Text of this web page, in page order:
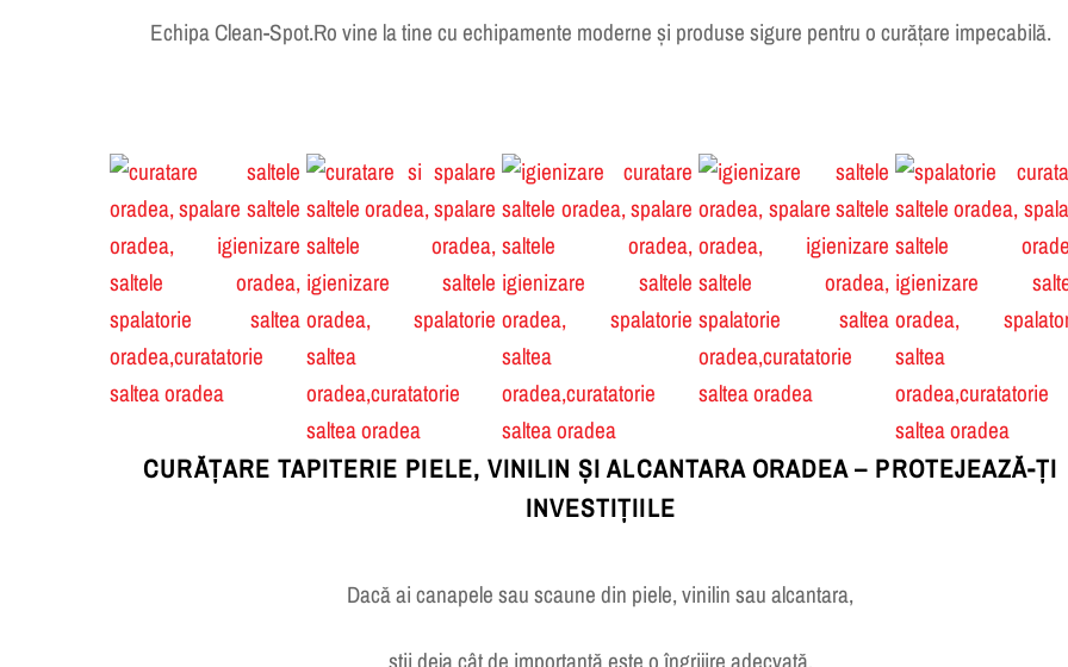
Echipa Clean-Spot.Ro vine la tine cu echipamente moderne și produse sigure pentru o curățare impecabilă.
CURĂȚARE TAPITERIE PIELE, VINILIN ȘI ALCANTARA ORADEA – PROTEJEAZĂ-ȚI
INVESTIȚIILE
Dacă ai canapele sau scaune din piele, vinilin sau alcantara,